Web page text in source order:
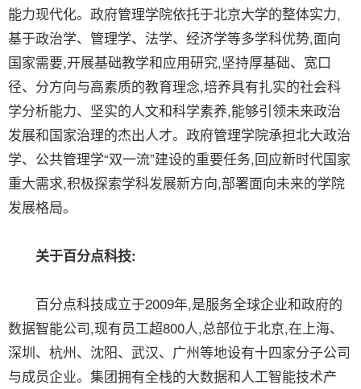
能力现代化。政府管理学院依托于北京大学的整体实力,
基于政治学、管理学、法学、经济学等多学科优势,面向
国家需要,开展基础教学和应用研究,坚持厚基础、宽口
径、分方向与高素质的教育理念,培养具有扎实的社会科
学分析能力、坚实的人文和科学素养,能够引领未来政治
发展和国家治理的杰出人才。政府管理学院承担北大政治
学、公共管理学“双一流”建设的重要任务,回应新时代国家
重大需求,积极探索学科发展新方向,部署面向未来的学院
发展格局。
关于百分点科技:
百分点科技成立于2009年,是服务全球企业和政府的
数据智能公司,现有员工超800人,总部位于北京,在上海、
深圳、杭州、沈阳、武汉、广州等地设有十四家分子公司
与成员企业。集团拥有全栈的大数据和人工智能技术产